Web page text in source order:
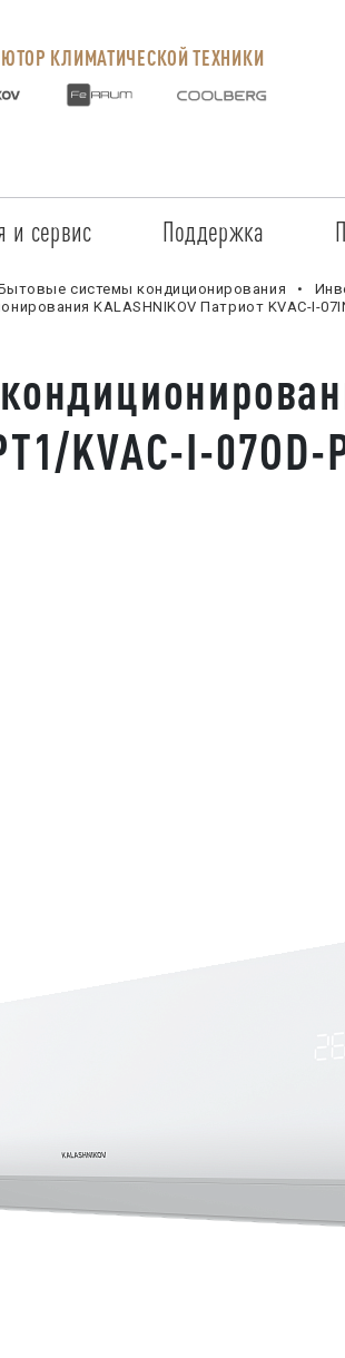
КЛИМАТИЧЕСКОЙ ТЕХНИКИ
и сервис
центры
лист на услуги
запчастей
Поддержка
Регистрация
Документация
ПО для Energolux
системы кондиционирования
KALASHNIKOV Патриот KVAC-I-
KVAC-I-07OD-